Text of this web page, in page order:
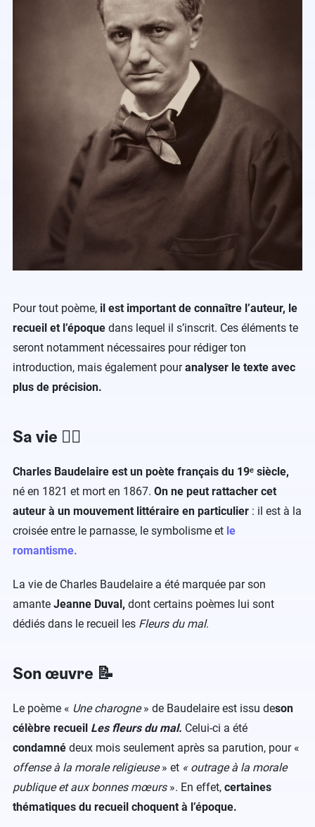
Pour tout poème, il est important de connaître l’auteur, le
recueil et l’époque dans lequel il s’inscrit. Ces éléments te
seront notamment nécessaires pour rédiger ton
introduction, mais également pouranalyser le texte avec
plus de précision.
Sa vie 🤸‍♂️
Charles Baudelaire est un poète français du 19ᵉ siècle,
né en 1821 et mort en 1867. On ne peut rattacher cet
auteur à un mouvement littéraire en particulier : il est à la
croisée entre le parnasse, le symbolisme et le
romantisme.
La vie de Charles Baudelaire a été marquée par son
amante Jeanne Duval, dont certains poèmes lui sont
dédiés dans le recueil les Fleurs du mal.
Son œuvre 📝
Le poème « Une charogne» de Baudelaire est issu deson
célèbre recueil Les fleurs du mal. Celui-ci a été
condamné deux mois seulement après sa parution, pour «
offense à la morale religieuse» et « outrage à la morale
publique et aux bonnes mœurs». En effet, certaines
thématiques du recueil choquent à l’époque.